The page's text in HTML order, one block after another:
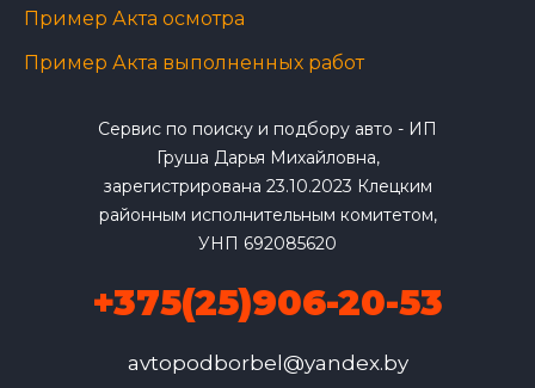
Пример Акта осмотра
Пример Акта выполненных работ
Сервис по поиску и подбору авто - ИП
Груша Дарья Михайловна,
зарегистрирована 23.10.2023 Клецким
районным исполнительным комитетом,
УНП 692085620
+375(25)906-20-53
avtopodborbel@yandex.by